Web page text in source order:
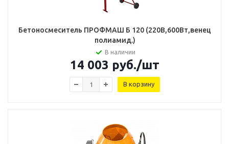
Бетоносмеситель ПРОФМАШ Б 120 (220В,600Вт,венец
полиамид.)
В наличии
14 003 руб./шт
В корзину